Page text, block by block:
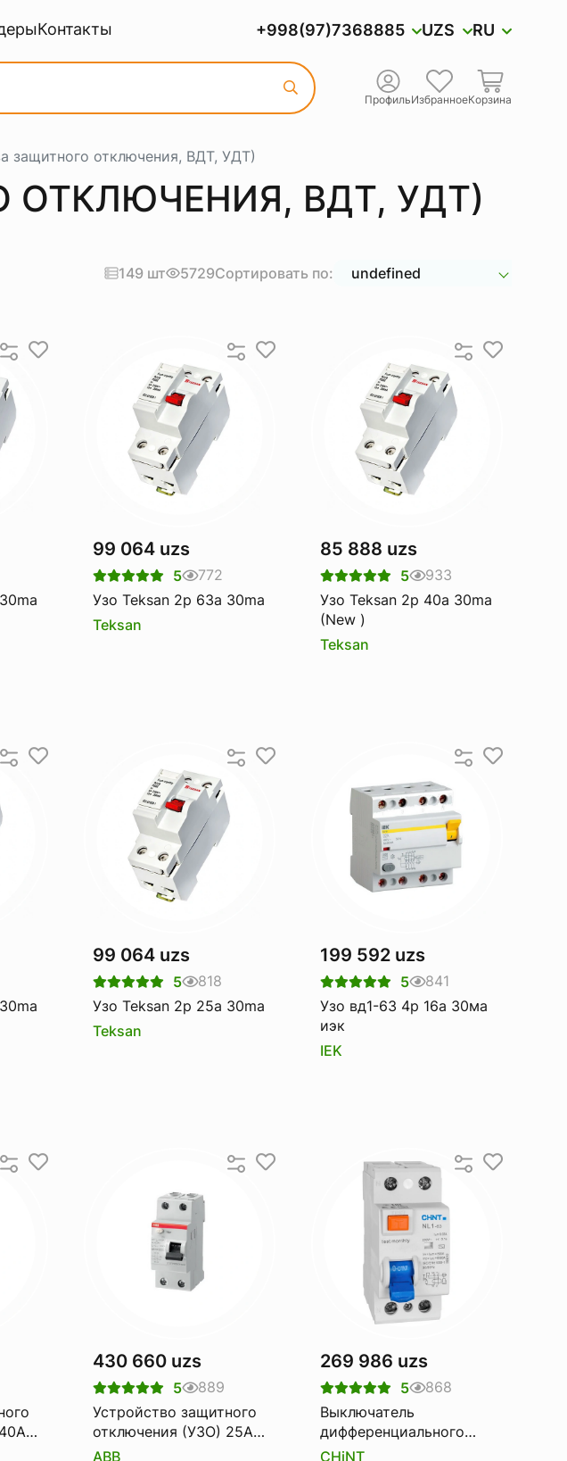
Контакты +998(97)7368885 UZS RU
ПрофильИзбранноеКорзина
защитного отключения, ВДТ, УДТ)
ОТКЛЮЧЕНИЯ, ВДТ, УДТ)
149 шт 5729Сортировать по: undefined
99 064 uzs
5
772
Узо Teksan 2p 63a 30ma
Teksan
85 888 uzs
5
933
Узо Teksan 2p 40a 30ma
(New )
Teksan
99 064 uzs
5
818
Узо Teksan 2p 25a 30ma
Teksan
199 592 uzs
5
841
Узо вд1-63 4р 16а 30ма
иэк
IEK
430 660 uzs
5
889
Устройство защитного
отключения (УЗО) 25А
FH202 AC-25
ABB
269 986 uzs
5
868
Выключатель
дифференциального
тока Узо CHINT nl1-100
CHiNT